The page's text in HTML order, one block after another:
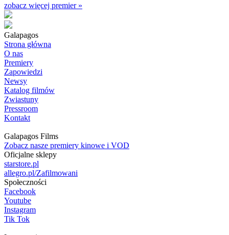
zobacz więcej premier »
Galapagos
Strona główna
O nas
Premiery
Zapowiedzi
Newsy
Katalog filmów
Zwiastuny
Pressroom
Kontakt
Galapagos Films
Zobacz nasze premiery kinowe i VOD
Oficjalne sklepy
starstore.pl
allegro.pl/Zafilmowani
Społeczności
Facebook
Youtube
Instagram
Tik Tok